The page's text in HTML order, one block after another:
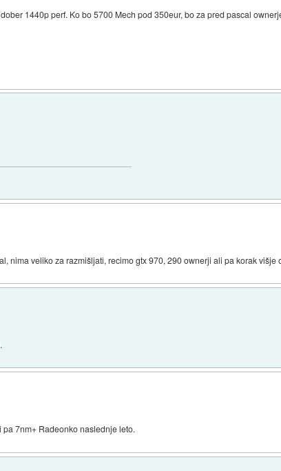
1440p perf. Ko bo 5700 Mech pod 350eur, bo za pred pascal
nima veliko za razmišljati, recimo gtx 970, 290 ownerji ali pa korak višje
7nm+ Radeonko naslednje leto.